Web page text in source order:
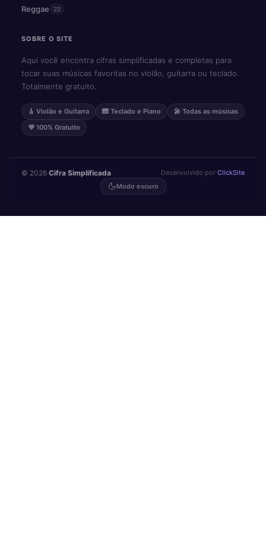
Reggae 22
SOBRE O SITE
Aqui você encontra cifras simplificadas e completas para
tocar suas músicas favoritas no violão, guitarra ou teclado.
Totalmente gratuito.
🎸 Violão e Guitarra 🎹 Teclado e Piano
🎤 Todas as músicas
💜 100% Gratuito
© 2026 Cifra Simplificada· Desenvolvido por ClickSite
Modo escuro